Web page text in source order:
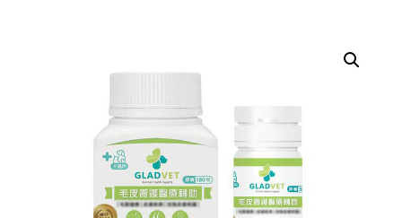
獸醫院專屬專業